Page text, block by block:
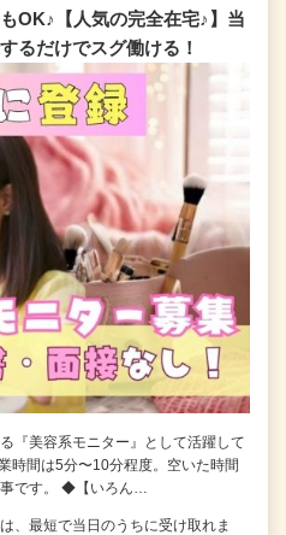
OK♪【人気の完全在宅♪】当
るだけでスグ働ける！
『美容系モニター』として活躍して
時間は5分〜10分程度。空いた時間
です。 ◆【いろん…
最短で当日のうちに受け取れま